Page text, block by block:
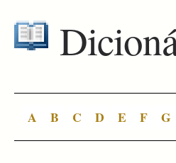
A B C D E F G